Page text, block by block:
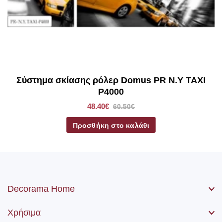
Σύστημα σκίασης ρόλερ Domus PR N.Y TAXI
P4000
48.40€ 60.50€
Προσθήκη στο καλάθι
Decorama Home
Χρήσιμα